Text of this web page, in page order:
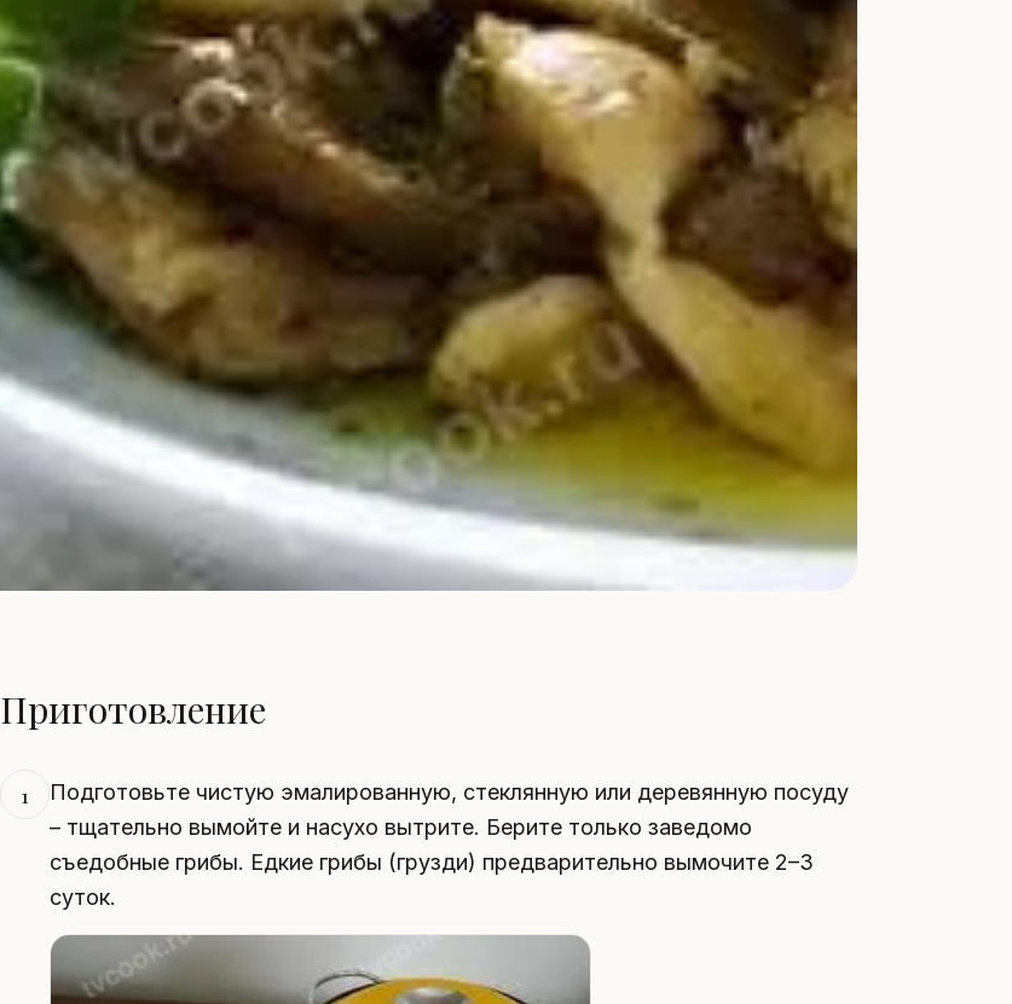
Приготовление
1
Подготовьте чистую эмалированную, стеклянную или деревянную посуду
– тщательно вымойте и насухо вытрите. Берите только заведомо
съедобные грибы. Едкие грибы (грузди) предварительно вымочите 2–3
суток.